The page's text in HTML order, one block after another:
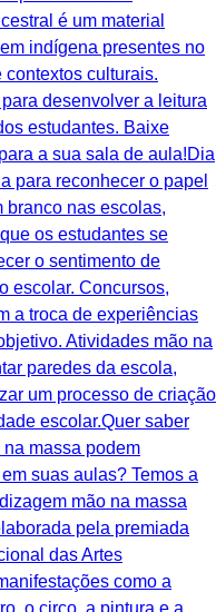
é um material
indígena presentes no
culturais.
desenvolver a leitura
estudantes. Baixe
a sua sala de aula!Dia
para reconhecer o papel
branco nas escolas,
os estudantes se
o sentimento de
escolar. Concursos,
a troca de experiências
Atividades mão na
paredes da escola,
um processo de criação
escolar.Quer saber
massa podem
suas aulas? Temos a
mão na massa
pela premiada
das Artes
como a
o circo, a pintura e a